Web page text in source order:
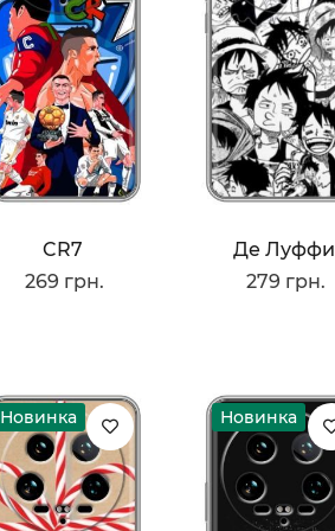
CR7
269 грн.
Де Луффи
279 грн.
Новинка Новинка